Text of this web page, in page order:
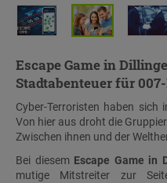
Escape Game in
Stadtabenteuer für
Cyber-Terroristen haben sich
Von hier aus droht die
Zwischen ihnen und der
Bei diesem Escape Game in
mutige Mitstreiter zur